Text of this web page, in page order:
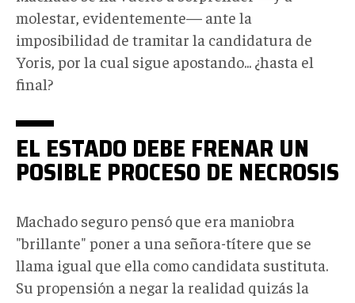
molestar, evidentemente— ante la
imposibilidad de tramitar la candidatura de
Yoris, por la cual sigue apostando... ¿hasta el
final?
EL ESTADO DEBE FRENAR UN
POSIBLE PROCESO DE NECROSIS
Machado seguro pensó que era maniobra
"brillante" poner a una señora-títere que se
llama igual que ella como candidata sustituta.
Su propensión a negar la realidad quizás la